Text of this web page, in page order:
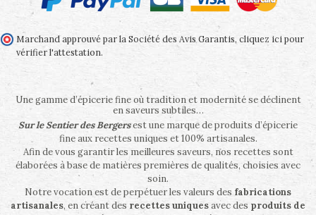
Marchand approuvé par la Société des Avis Garantis, cliquez ici pour
vérifier l'attestation.
Une gamme d’épicerie fine où tradition et modernité se déclinent
en saveurs subtiles…
Sur le Sentier des Bergersest une marque de produits d’épicerie
fine aux recettes uniques et 100% artisanales.
Afin de vous garantir les meilleures saveurs, nos recettes sont
élaborées à base de matières premières de qualités, choisies avec
soin.
Notre vocation est de perpétuer les valeurs des fabrications
artisanales, en créant des recettes uniquesavec des produits de